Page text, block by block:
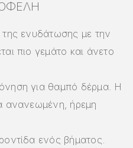
ενυδάτωσης με την
πιο γεμάτο και άνετο
για θαμπό δέρμα. Η
ανανεωμένη, ήρεμη
ενός βήματος.